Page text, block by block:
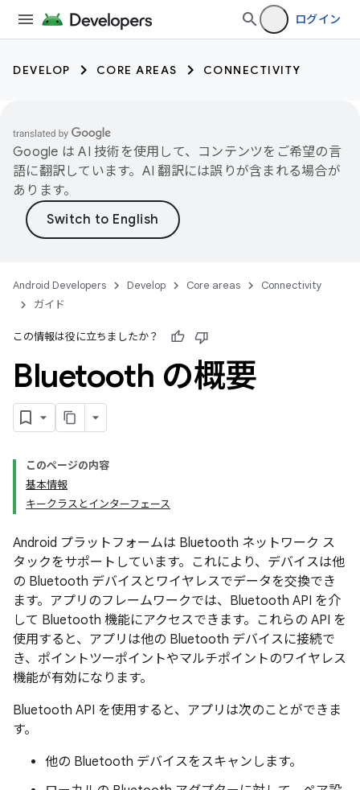
ログイン
DEVELOP CORE AREAS CONNECTIVITY
Google は AI 技術を使用して、コンテンツをご希望の言
語に翻訳しています。AI 翻訳には誤りが含まれる場合が
あります。
Android Developers Develop Core areas
Connectivity
ガイド
この情報は役に立ちましたか？
Bluetooth の概要
このページの内容
基本情報
キークラスとインターフェース
Android プラットフォームは Bluetooth ネットワーク ス
タックをサポートしています。これにより、デバイスは他
の Bluetooth デバイスとワイヤレスでデータを交換でき
ます。アプリのフレームワークでは、Bluetooth API を介
して Bluetooth 機能にアクセスできます。これらの API を
使用すると、アプリは他の Bluetooth デバイスに接続で
き、ポイントツーポイントやマルチポイントのワイヤレス
機能が有効になります。
Bluetooth API を使用すると、アプリは次のことができま
す。
他の Bluetooth デバイスをスキャンします。